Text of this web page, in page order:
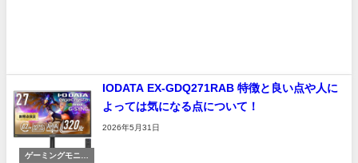
ゲーミングモニタ
IODATA EX-GDQ271RAB 特徴と良い点や人に
よっては気になる点について！
2026年5月31日